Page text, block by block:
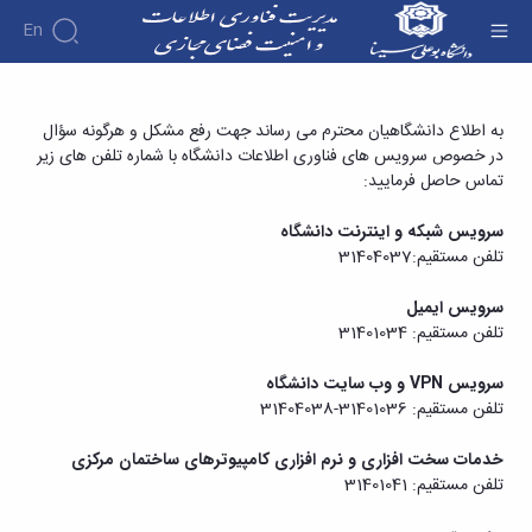
En
معرفی
آشنایی
با
مدیریت
اهداف
و
ها
آلبوم
گزارش
فعالیت
افراد
مدیریت
ایمیل
ایمیل
دانشگاه
الکترونیکی
درخواست
فرم
درخواست
خدمات
فرآیندها
مراکز
وابسته
مرکز
محاسبات
سریع
پشتیبانی
ارائه
خدمات
آموزش
اطلاعیه مدیریت فناوری اطلاعات و ارتباطات
دانشگاه - مدیریت فناوری اطلاعات و امنیت فضای
مجازی
به اطلاع دانشگاهیان محترم می رساند جهت رفع مشکل و هرگونه سؤال
در خصوص سرویس های فناوری اطلاعات دانشگاه با شماره تلفن های زیر
تماس حاصل فرمایید:
سرویس شبکه و اینترنت دانشگاه
تلفن مستقیم:31404037
سرویس ایمیل
تلفن مستقیم: 31401034
سرویس VPN و وب سایت دانشگاه
تلفن مستقیم: 31401036-31404038
خدمات سخت افزاری و نرم افزاری کامپیوترهای ساختمان مرکزی
تلفن مستقیم: 31401041